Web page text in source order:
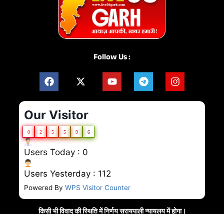
Follow Us :
Our Visitor
0 2 5 5 9 6
Users Today : 0
Users Yesterday : 112
Powered By WPS Visitor Counter
किसी भी विवाद की स्थिति में निर्णय सरायपाली न्यायलय में होगा।